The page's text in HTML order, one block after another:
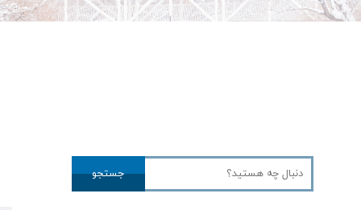
جستجو